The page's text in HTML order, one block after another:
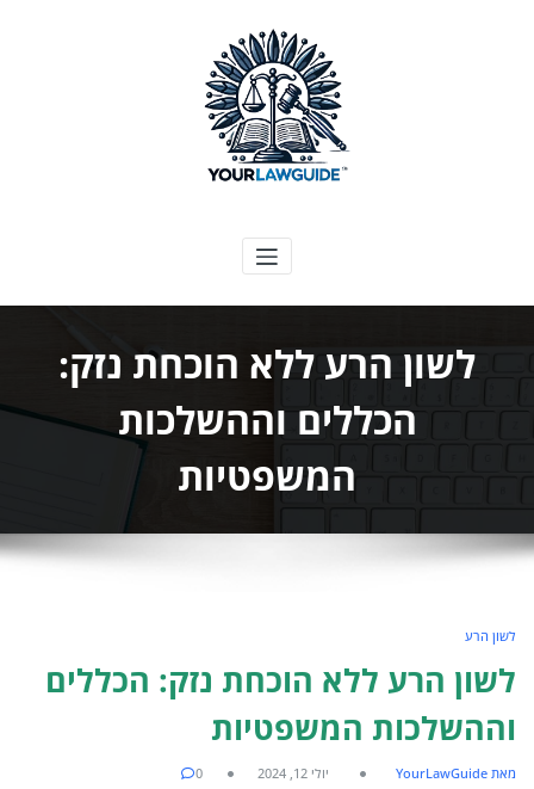
המדריך המשפטי שלך
לשון הרע ללא הוכחת נזק:
הכללים וההשלכות
המשפטיות
לשון הרע
לשון הרע ללא הוכחת נזק: הכללים
וההשלכות המשפטיות
מאת YourLawGuide יולי 12, 2024 0